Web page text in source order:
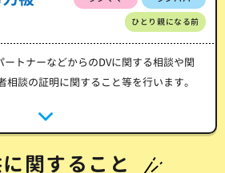
ひとり親になる前
トナーなどからのDVに関する相談や関
相談の証明に関すること等を行います。
関すること